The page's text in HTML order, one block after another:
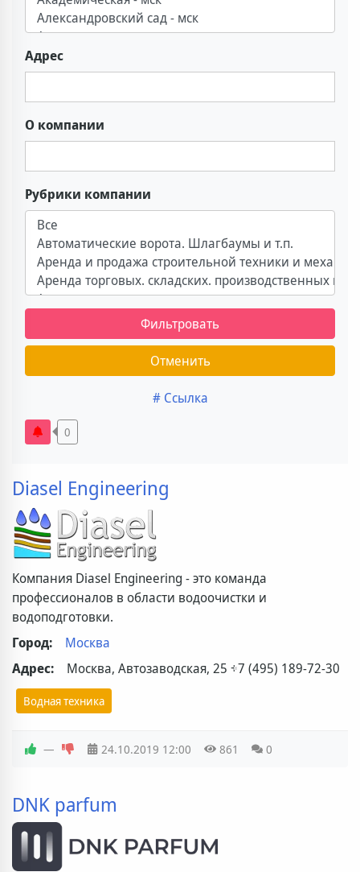
Адрес
О компании
Рубрики компании
Фильтровать
Отменить
# Ссылка
0
Diasel Engineering
Компания Diasel Engineering - это команда
профессионалов в области водоочистки и
водоподготовки.
Город:
Москва
Адрес:
Москва, Автозаводская, 25 +7 (495) 189-72-30
Водная техника
— 24.10.2019 12:00 861 0
DNK parfum